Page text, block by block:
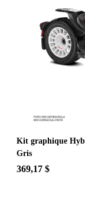
Kit graphique
Gris
369,17 $